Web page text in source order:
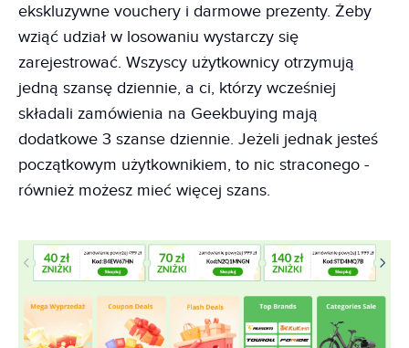
ekskluzywne vouchery i darmowe prezenty. Żeby
wziąć udział w losowaniu wystarczy się
zarejestrować. Wszyscy użytkownicy otrzymują
jedną szansę dziennie, a ci, którzy wcześniej
składali zamówienia na Geekbuying mają
dodatkowe 3 szanse dziennie. Jeżeli jednak jesteś
początkowym użytkownikiem, to nic straconego -
również możesz mieć więcej szans.